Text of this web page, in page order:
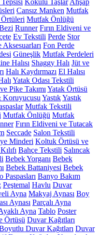
Kokulu Taşlar Ahşap
Cansız Manken Mutfak
Mutfak Önlüğü
Runner Fırın Eldiveni ve
Ev Tekstili Perde Stor
Aksesuarları Fon Perde
Güneşlik Mutfak Perdeleri
Halısı Shaggy Halı Jüt ve
Halı Kaydırmazı El Halısı
Yatak Odası Tekstili
Pike Takımı Yatak Örtüsü
Koruyucusu YastıkYastık
Mutfak Tekstili
Mutfak Önlüğü Mutfak
Fırın Eldiveni ve Tutacak
Seccade Salon Tekstili
Minderi Koltuk Örtüsü ve
Bahçe Tekstili Salıncak
Bebek Yorganı Bebek
Bebek Battaniyesi Bebek
Paspasları Banyo Bakım
Peştemal Havlu Duvar
Ayna Makyaj Aynası Boy
Aynası Parçalı Ayna
Ayna Tablo Poster
Örtüsü Duvar Kağıtları
Duvar Kağıtları Duvar